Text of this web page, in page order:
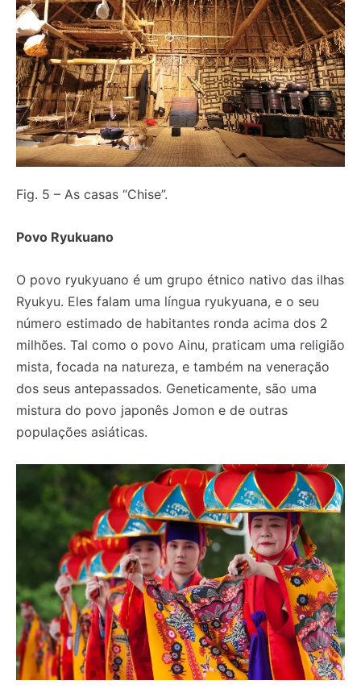
Registe-se na nossa lista de correio e receba mensalmente
no seu email os artigos do mês transacto, ilustrações e
novidades.Insira o seu endereço de email e clique para
subscrever:
Registe-se na nossa lista de correio e receba mensalmente
no seu email os artigos do mês transacto, ilustrações e
novidades.Insira o seu endereço de email e clique para
subscrever:
Fig. 5 – As casas “Chise”.
Povo Ryukuano
O povo ryukyuano é um grupo étnico nativo das ilhas
Ryukyu. Eles falam uma língua ryukyuana, e o seu
número estimado de habitantes ronda acima dos 2
milhões. Tal como o povo Ainu, praticam uma religião
mista, focada na natureza, e também na veneração
dos seus antepassados. Geneticamente, são uma
mistura do povo japonês Jomon e de outras
populações asiáticas.